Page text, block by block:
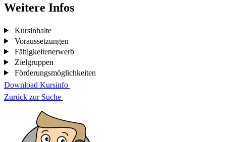
Weitere Infos
Kursinhalte
Voraussetzungen
Fähigkeitenerwerb
Zielgruppen
Förderungsmöglichkeiten
Download Kursinfo
Zurück zur Suche